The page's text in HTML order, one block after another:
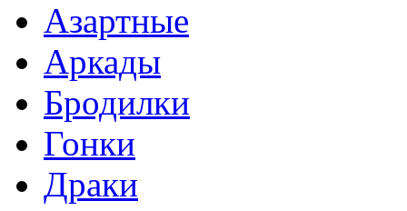
Азартные
Аркады
Бродилки
Гонки
Драки